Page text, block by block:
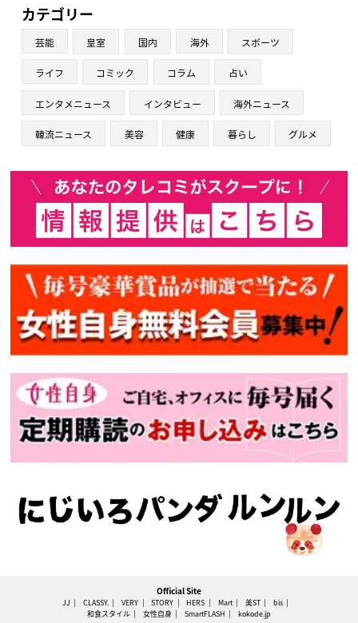
カテゴリー
芸能 皇室 国内 海外 スポーツ
ライフ コミック コラム 占い
エンタメニュース インタビュー 海外ニュース
韓流ニュース 美容 健康 暮らし グルメ
Official Site
JJ CLASSY. VERY STORY HERS Mart 美ST
bis
和食スタイル
女性自身 SmartFLASH kokode.jp